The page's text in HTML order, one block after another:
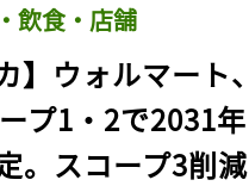
飲食・店舗
】ウォルマート、
プ1・2で2031年
。スコープ3削減